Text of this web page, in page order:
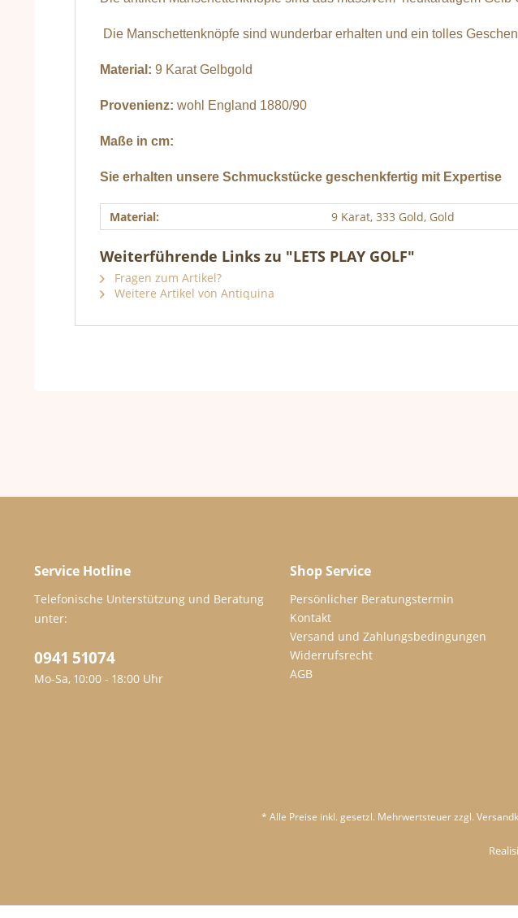
Die Manschettenknöpfe sind wunderbar erhalten und ein tolles
Material: 9 Karat Gelbgold
Provenienz: wohl England 1880/90
Maße in cm:
Sie erhalten unsere Schmuckstücke geschenkfertig mit Expertise
Material: 9 Karat, 333 Gold, Gold
Weiterführende Links zu "LETS PLAY GOLF"
Fragen zum Artikel?
Weitere Artikel von Antiquina
Service Hotline
Telefonische Unterstützung und Beratung
unter:
0941 51074
Mo-Sa, 10:00 - 18:00 Uhr
Shop Service
Persönlicher Beratungstermin
Kontakt
Versand und Zahlungsbedingungen
Widerrufsrecht
AGB
* Alle Preise inkl. gesetzl. Mehrwertsteuer zzgl.